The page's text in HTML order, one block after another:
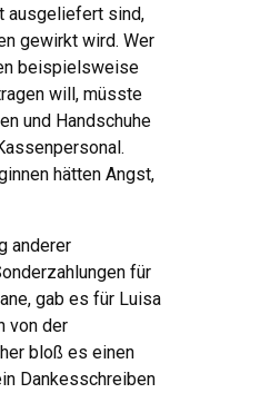
ausgeliefert sind,
gewirkt wird. Wer
beispielsweise
will, müsste
und Handschuhe
hätten Angst,
anderer
für
gab es für Luisa
von der
bloß es einen
Dankesschreiben